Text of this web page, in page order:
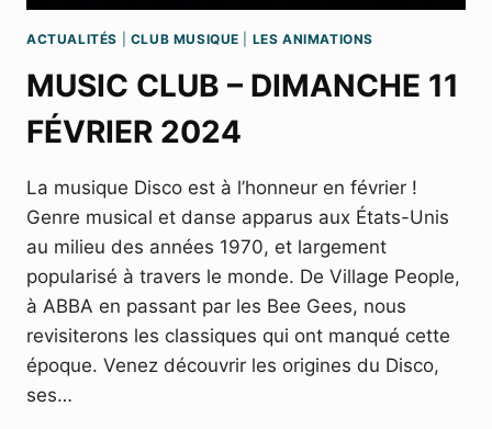
ACTUALITÉS CLUB MUSIQUE LES ANIMATIONS
MUSIC CLUB – DIMANCHE 11
FÉVRIER 2024
La musique Disco est à l’honneur en février !
Genre musical et danse apparus aux États-Unis
au milieu des années 1970, et largement
popularisé à travers le monde. De Village People,
à ABBA en passant par les Bee Gees, nous
revisiterons les classiques qui ont manqué cette
époque. Venez découvrir les origines du Disco,
ses…